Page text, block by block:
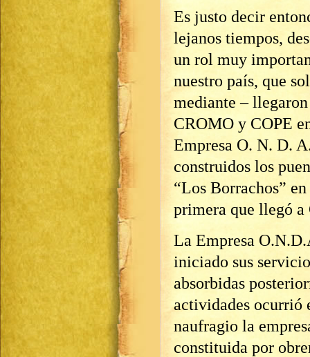
Es justo decir
lejanos tiempos,
un rol muy
nuestro país, que
mediante –
CROMO y COPE
Empresa O. N. D.
construidos los
“Los Borrachos”
primera que llegó a
La Empresa
iniciado sus
absorbidas
actividades ocurrió
naufragio la
constituida por